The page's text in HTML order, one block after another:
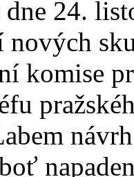
24.
nových
komise